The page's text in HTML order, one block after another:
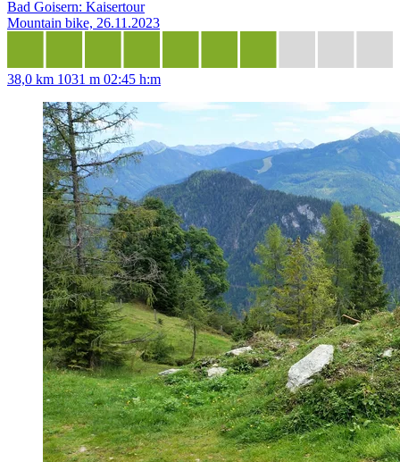
Bad Goisern: Kaisertour
Mountain bike, 26.11.2023
38,0 km 1031 m 02:45 h:m